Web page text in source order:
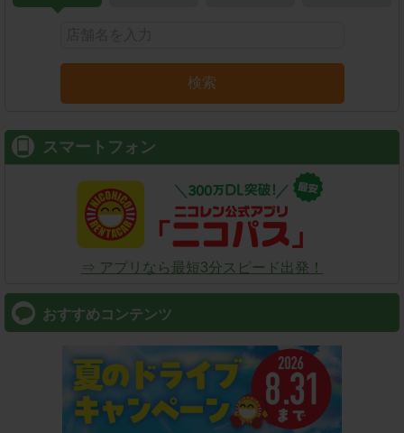
検索
スマートフォン
⇒ アプリなら最短3分スピード出発！
おすすめコンテンツ